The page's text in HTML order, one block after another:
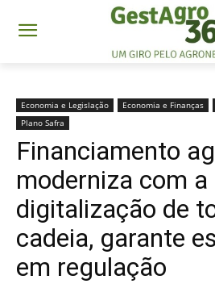
Economia e Legislação Economia e Finanças
Plano Safra
Financiamento
moderniza com a
digitalização de
cadeia, garante
em regulação